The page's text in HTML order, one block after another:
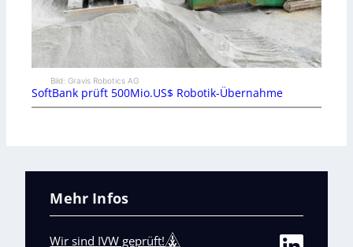
Bild: Gravis Robotics AG
SoftBank prüft 500Mio.US$ Robotik-Übernahme
Mehr Infos
Wir sind IVW geprüft!